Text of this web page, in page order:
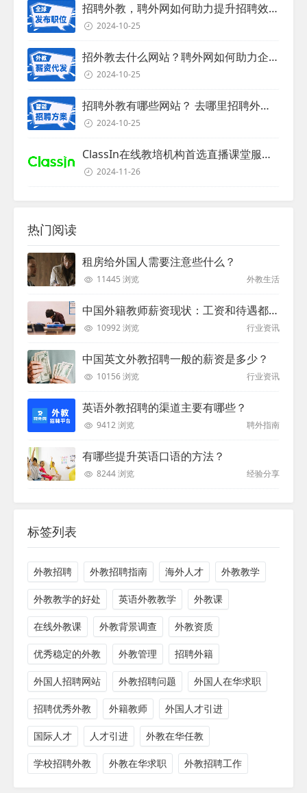
招聘外教，聘外网如何助力提升招聘效率？
2024-10-25
招外教去什么网站？聘外网如何助力企业外教招聘
2024-10-25
招聘外教有哪些网站？ 去哪里招聘外教？
2024-10-25
ClassIn在线教培机构首选直播课堂服务商
2024-11-26
热门阅读
租房给外国人需要注意些什么？
11445 浏览 外教生活
中国外籍教师薪资现状：工资和待遇都非常高
10992 浏览 行业资讯
中国英文外教招聘一般的薪资是多少？
10156 浏览 行业资讯
英语外教招聘的渠道主要有哪些？
9412 浏览 聘外指南
有哪些提升英语口语的方法？
8244 浏览 经验分享
标签列表
外教招聘 外教招聘指南 海外人才 外教教学
外教教学的好处 英语外教教学 外教课
在线外教课 外教背景调查 外教资质
优秀稳定的外教 外教管理 招聘外籍
外国人招聘网站 外教招聘问题 外国人在华求职
招聘优秀外教 外籍教师 外国人才引进
国际人才 人才引进 外教在华任教
学校招聘外教 外教在华求职 外教招聘工作